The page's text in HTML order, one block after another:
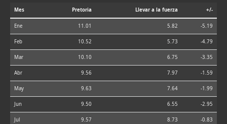
Mes Pretoria Llevar a la fuerza +/-
Ene 11.01 5.82 -5.19
Feb 10.52 5.73 -4.79
Mar 10.10 6.75 -3.35
Abr 9.56 7.97 -1.59
May 9.63 7.64 -1.99
Jun 9.50 6.55 -2.95
Jul 9.57 8.73 -0.83